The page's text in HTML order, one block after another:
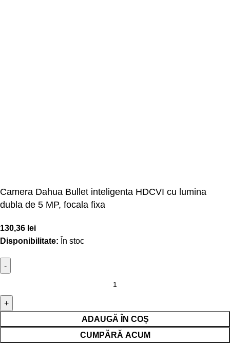
Camera Dahua Bullet inteligenta HDCVI cu lumina
dubla de 5 MP, focala fixa
130,36 lei
Disponibilitate: În stoc
ADAUGĂ ÎN COȘ
CUMPĂRĂ ACUM